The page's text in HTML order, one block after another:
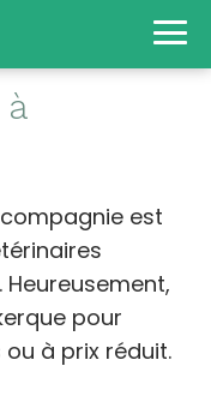
est
pour
à prix réduit.